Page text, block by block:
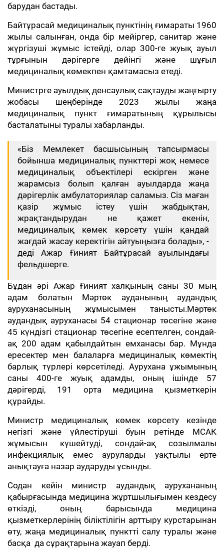
барудан бастады.
Байтұрасай медициналық пунктінің ғимараты 1960
жылы салынған, онда бір мейіргер, санитар және
жүргізуші жұмыс істейді, олар 300-ге жуық ауыл
тұрғынын дәрігерге дейінгі және шұғыл
медициналық көмекпен қамтамасыз етеді.
Министрге ауылдық денсаулық сақтауды жаңғырту
жобасы шеңберінде 2023 жылы жаңа
медициналық пункт ғимаратының құрылысы
басталатыны туралы хабарланды.
«Біз Мемлекет басшысының тапсырмасы
бойынша медициналық пункттері жоқ немесе
медициналық объектілері ескірген және
жарамсыз болып қалған ауылдарда жаңа
дәрігерлік амбулаториялар саламыз. Сіз маған
қазір жұмыс істеу үшін жабдықтан,
жрақтандырудан не қажет екенін,
медициналық көмек көрсету үшін қандай
жағдай жасау керектігін айтуыңызға болады», -
деді Ажар Ғиният Байтұрасай ауылындағы
фельдшерге.
Бұдан әрі Ажар Ғиният халқының саны 30 мың
адам болатын Мәртөк ауданының аудандық
ауруханасының жұмысымен танысты.Мәртөк
аудандық ауруханасы 54 стационар төсегіне және
45 күндізгі стационар төсегіне есептелген, сондай-
ақ 200 адам қабылдайтын емханасы бар. Мұнда
ересектер мен балаларға медициналық көмектің
барлық түрлері көрсетіледі. Аурухана ұжымының
саны 400-ге жуық адамды, оның ішінде 57
дәрігерді, 191 орта медицина қызметкерін
құрайды.
Министр медициналық көмек көрсету кезінде
негізгі және үйлестіруші буын ретінде МСАК
жұмысын күшейтуді, сондай-ақ созылмалы
инфекциялық емес ауруларды уақтылы ерте
анықтауға назар аударуды ұсынды.
Содан кейін министр аудандық аурухананың
қабырғасында медицина жұртшылығымен кездесу
өткізді, оның барысында медицина
қызметкерлерінің біліктілігін арттыру курстарынан
өту, жаңа медициналық пунктті салу туралы және
басқа да сұрақтарына жауап берді.